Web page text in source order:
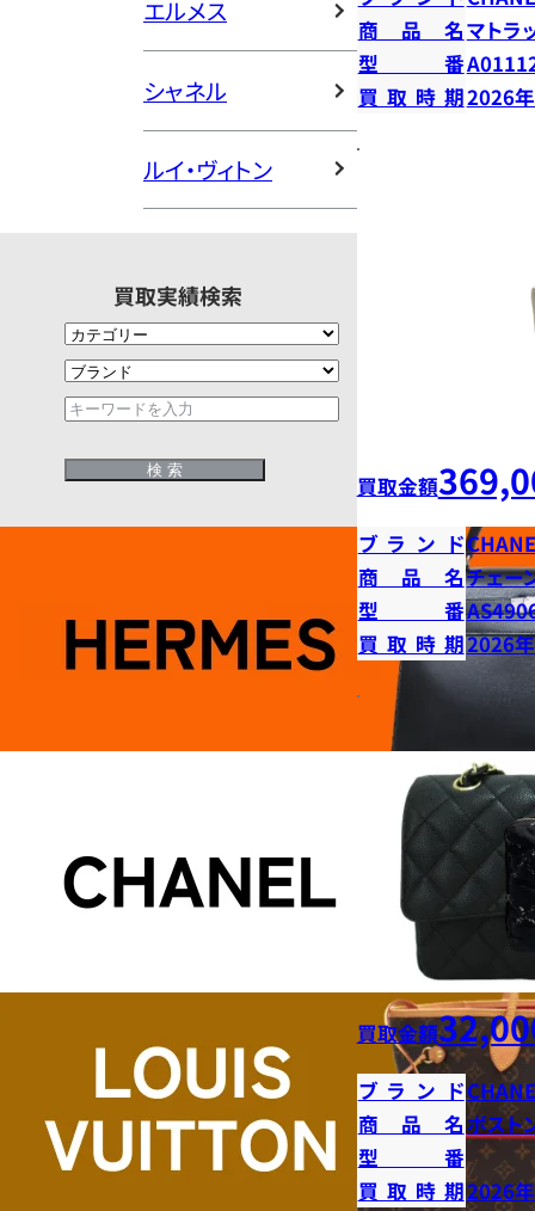
エルメス
シャネル
ルイ・ヴィトン
買取実績検索
商品名マトラ
型番
買取時期2026
買取金額
ブランド
商品名チェー
型番
買取時期2026
買取金額
ブランド
商品名ボスト
型番
買取時期2026